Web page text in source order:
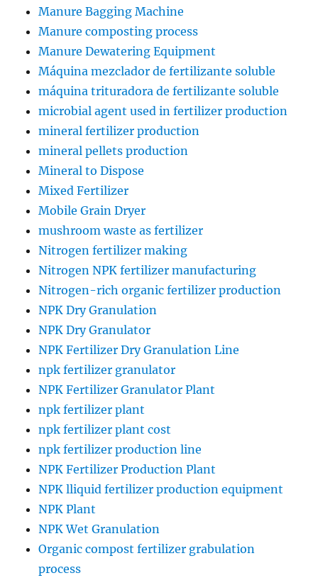
Manure Bagging Machine
Manure composting process
Manure Dewatering Equipment
Máquina mezclador de fertilizante soluble
máquina trituradora de fertilizante soluble
microbial agent used in fertilizer production
mineral fertilizer production
mineral pellets production
Mineral to Dispose
Mixed Fertilizer
Mobile Grain Dryer
mushroom waste as fertilizer
Nitrogen fertilizer making
Nitrogen NPK fertilizer manufacturing
Nitrogen-rich organic fertilizer production
NPK Dry Granulation
NPK Dry Granulator
NPK Fertilizer Dry Granulation Line
npk fertilizer granulator
NPK Fertilizer Granulator Plant
npk fertilizer plant
npk fertilizer plant cost
npk fertilizer production line
NPK Fertilizer Production Plant
NPK lliquid fertilizer production equipment
NPK Plant
NPK Wet Granulation
Organic compost fertilizer grabulation
process